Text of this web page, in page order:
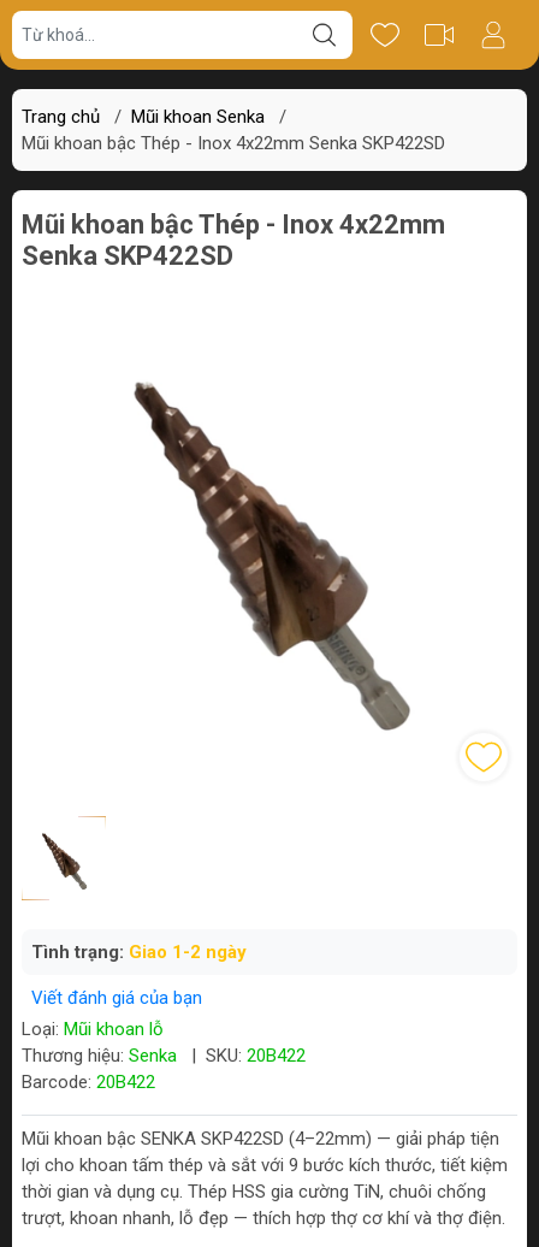
Trang chủ / Mũi khoan Senka
/
Mũi khoan bậc Thép - Inox 4x22mm Senka SKP422SD
Giá bán Thông số Review
Mũi khoan bậc Thép - Inox 4x22mm
Senka SKP422SD
Tình trạng: Giao 1-2 ngày
Viết đánh giá của bạn
Loại: Mũi khoan lỗ
Thương hiệu: Senka SKU: 20B422
Barcode: 20B422
Mũi khoan bậc SENKA SKP422SD (4–22mm) — giải pháp tiện
lợi cho khoan tấm thép và sắt với 9 bước kích thước, tiết kiệm
thời gian và dụng cụ. Thép HSS gia cường TiN, chuôi chống
trượt, khoan nhanh, lỗ đẹp — thích hợp thợ cơ khí và thợ điện.